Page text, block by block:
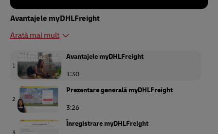
Avantajele myDHLFreight
Arată mai mult
1
Avantajele myDHLFreight
1:30
2
Prezentare generală myDHLFreight
3:26
3
Înregistrare myDHLFreight